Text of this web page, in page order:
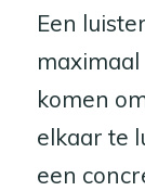
Een
komen
elkaar te
een